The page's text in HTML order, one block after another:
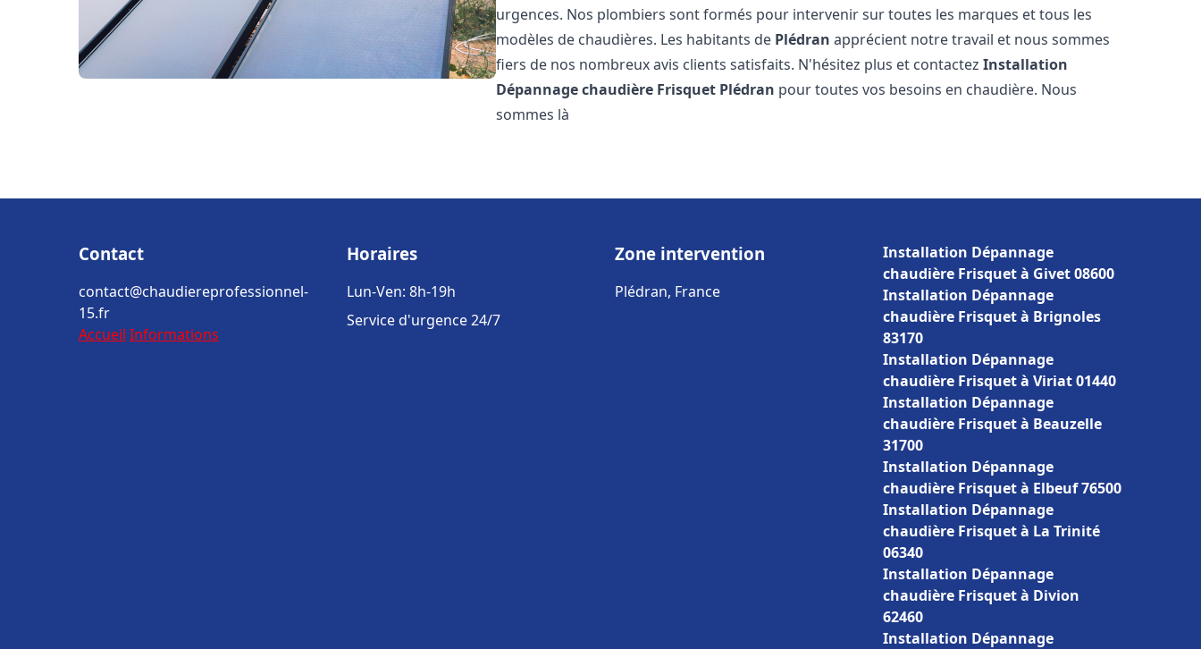
urgences. Nos plombiers sont formés pour intervenir sur toutes les marques et tous les
modèles de chaudières. Les habitants de Plédran apprécient notre travail et nous sommes
fiers de nos nombreux avis clients satisfaits. N'hésitez plus et contactezInstallation
Dépannage chaudière Frisquet Plédran pour toutes vos besoins en chaudière. Nous
sommes là
Contact
contact@chaudiereprofessionnel-
15.fr
Accueil Informations
Horaires
Lun-Ven: 8h-19h
Service d'urgence 24/7
Zone intervention
Plédran, France
Installation Dépannage
chaudière Frisquet à Givet 08600
Installation Dépannage
chaudière Frisquet à Brignoles
83170
Installation Dépannage
chaudière Frisquet à Viriat 01440
Installation Dépannage
chaudière Frisquet à Beauzelle
31700
Installation Dépannage
chaudière Frisquet à Elbeuf 76500
Installation Dépannage
chaudière Frisquet à La Trinité
06340
Installation Dépannage
chaudière Frisquet à Divion
62460
Installation Dépannage